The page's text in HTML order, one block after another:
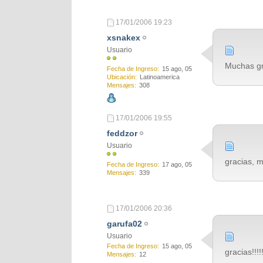
17/01/2006 19:23
xsnakex
Usuario
Fecha de Ingreso
15 ago, 05
Ubicación
Latinoamerica
Mensajes
308
Muchas
17/01/2006 19:55
feddzor
Usuario
Fecha de Ingreso
17 ago, 05
Mensajes
339
gracias,
17/01/2006 20:36
garufa02
Usuario
Fecha de Ingreso
15 ago, 05
Mensajes
12